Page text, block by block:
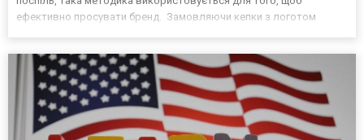
ефективно просувати бренд. Замовляючи кепки з логотом